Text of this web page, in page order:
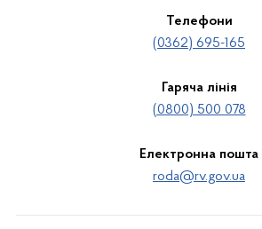
Телефони
(0362) 695-165
Гаряча лінія
(0800) 500 078
Електронна пошта
roda@rv.gov.ua